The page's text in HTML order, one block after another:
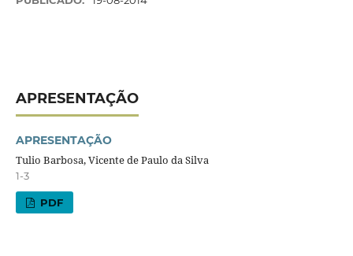
APRESENTAÇÃO
APRESENTAÇÃO
Tulio Barbosa, Vicente de Paulo da Silva
1-3
PDF